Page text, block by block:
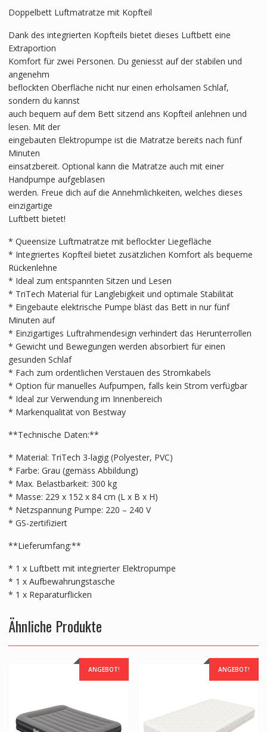
Doppelbett Luftmatratze mit Kopfteil
Dank des integrierten Kopfteils bietet dieses Luftbett eine
Extraportion
Komfort für zwei Personen. Du geniesst auf der stabilen und
angenehm
beflockten Oberfläche nicht nur einen erholsamen Schlaf,
sondern du kannst
auch bequem auf dem Bett sitzend ans Kopfteil anlehnen und
lesen. Mit der
eingebauten Elektropumpe ist die Matratze bereits nach fünf
Minuten
einsatzbereit. Optional kann die Matratze auch mit einer
Handpumpe aufgeblasen
werden. Freue dich auf die Annehmlichkeiten, welches dieses
einzigartige
Luftbett bietet!
* Queensize Luftmatratze mit beflockter Liegefläche
* Integriertes Kopfteil bietet zusätzlichen Komfort als bequeme
Rückenlehne
* Ideal zum entspannten Sitzen und Lesen
* TriTech Material für Langlebigkeit und optimale Stabilität
* Eingebaute elektrische Pumpe bläst das Bett in nur fünf
Minuten auf
* Einzigartiges Luftrahmendesign verhindert das Herunterrollen
* Gewicht und Bewegungen werden absorbiert für einen
gesunden Schlaf
* Fach zum ordentlichen Verstauen des Stromkabels
* Option für manuelles Aufpumpen, falls kein Strom verfügbar
* Ideal zur Verwendung im Innenbereich
* Markenqualität von Bestway
**Technische Daten:**
* Material: TriTech 3-lagig (Polyester, PVC)
* Farbe: Grau (gemäss Abbildung)
* Max. Belastbarkeit: 300 kg
* Masse: 229 x 152 x 84 cm (L x B x H)
* Netzspannung Pumpe: 220 – 240 V
* GS-zertifiziert
**Lieferumfang:**
* 1 x Luftbett mit integrierter Elektropumpe
* 1 x Aufbewahrungstasche
* 1 x Reparaturflicken
Ähnliche Produkte
ANGEBOT! ANGEBOT!